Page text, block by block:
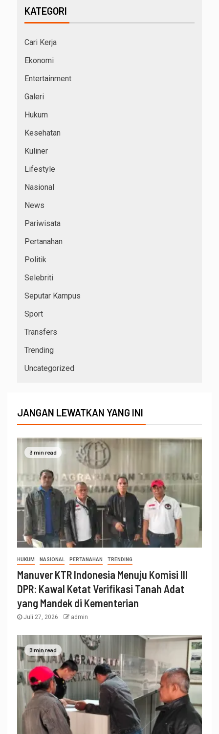
KATEGORI
Cari Kerja
Ekonomi
Entertainment
Galeri
Hukum
Kesehatan
Kuliner
Lifestyle
Nasional
News
Pariwisata
Pertanahan
Politik
Selebriti
Seputar Kampus
Sport
Transfers
Trending
Uncategorized
JANGAN LEWATKAN YANG INI
3 min read
HUKUM NASIONAL PERTANAHAN TRENDING
Manuver KTR Indonesia Menuju Komisi III
DPR: Kawal Ketat Verifikasi Tanah Adat
yang Mandek di Kementerian
Juli 27, 2026 admin
3 min read